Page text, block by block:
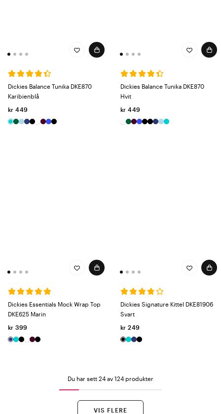
Dickies Balance Tunika DKE870
Karibienblå
kr 449
Dickies Balance Tunika DKE870
Hvit
kr 449
Dickies Essentials Mock Wrap Top
DKE625 Marin
kr 399
Dickies Signature Kittel DKE81906
Svart
kr 249
Du har sett 24 av 124 produkter
VIS FLERE